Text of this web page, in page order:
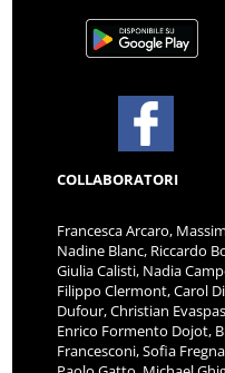
COLLABORATORI
Francesca Arcaro,
Nadine Blanc, Riccardo
Giulia Calisti, Nadia
Filippo Clermont, Carol
Dufour, Christian
Enrico Formento Dojot,
Francesconi, Sofia